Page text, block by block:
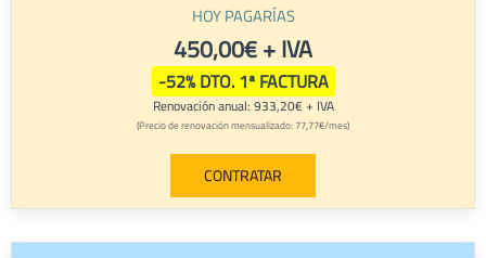
HOY PAGARÍAS
450,00€ + IVA
-52% DTO. 1ª FACTURA
Renovación anual: 933,20€ + IVA
(Precio de renovación mensualizado: 77,77€/mes)
CONTRATAR